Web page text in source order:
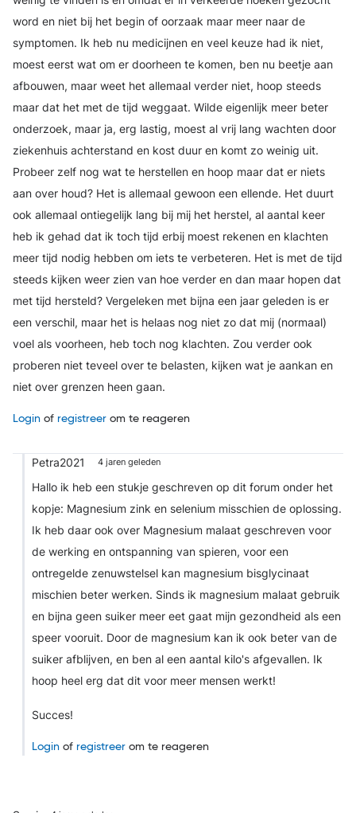
word en niet bij het begin of oorzaak maar meer naar de
symptomen. Ik heb nu medicijnen en veel keuze had ik niet,
moest eerst wat om er doorheen te komen, ben nu beetje aan
afbouwen, maar weet het allemaal verder niet, hoop steeds
maar dat het met de tijd weggaat. Wilde eigenlijk meer beter
onderzoek, maar ja, erg lastig, moest al vrij lang wachten door
ziekenhuis achterstand en kost duur en komt zo weinig uit.
Probeer zelf nog wat te herstellen en hoop maar dat er niets
aan over houd? Het is allemaal gewoon een ellende. Het duurt
ook allemaal ontiegelijk lang bij mij het herstel, al aantal keer
heb ik gehad dat ik toch tijd erbij moest rekenen en klachten
meer tijd nodig hebben om iets te verbeteren. Het is met de tijd
steeds kijken weer zien van hoe verder en dan maar hopen dat
met tijd hersteld? Vergeleken met bijna een jaar geleden is er
een verschil, maar het is helaas nog niet zo dat mij (normaal)
voel als voorheen, heb toch nog klachten. Zou verder ook
proberen niet teveel over te belasten, kijken wat je aankan en
niet over grenzen heen gaan.
Login of registreer om te reageren
Petra2021 4 jaren geleden
Hallo ik heb een stukje geschreven op dit forum onder het
kopje: Magnesium zink en selenium misschien de oplossing.
Ik heb daar ook over Magnesium malaat geschreven voor
de werking en ontspanning van spieren, voor een
ontregelde zenuwstelsel kan magnesium bisglycinaat
mischien beter werken. Sinds ik magnesium malaat gebruik
en bijna geen suiker meer eet gaat mijn gezondheid als een
speer vooruit. Door de magnesium kan ik ook beter van de
suiker afblijven, en ben al een aantal kilo's afgevallen. Ik
hoop heel erg dat dit voor meer mensen werkt!
Succes!
Login of registreer om te reageren